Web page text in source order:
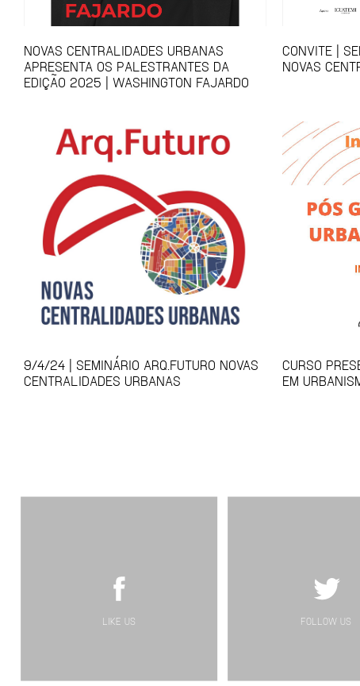
NOVAS CENTRALIDADES URBANAS
APRESENTA OS PALESTRANTES DA
EDIÇÃO 2025 | WASHINGTON FAJARDO
CONVITE |
NOVAS
9/4/24 | SEMINÁRIO ARQ.FUTURO NOVAS
CENTRALIDADES URBANAS
CURSO
EM
LIKE US FOLLOW US